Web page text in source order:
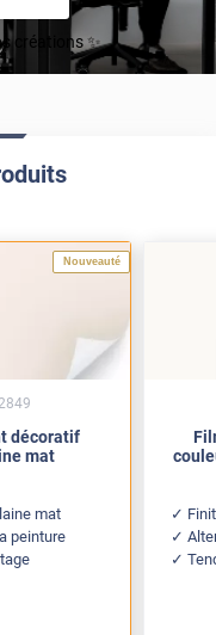
créations ✨
Nouveauté
décoratif
mat
mat
peinture